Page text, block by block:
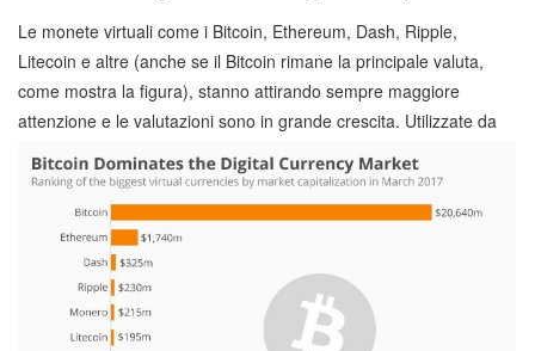
Le monete virtuali come i Bitcoin, Ethereum, Dash, Ripple,
Litecoin e altre (anche se il Bitcoin rimane la principale valuta,
come mostra la figura), stanno attirando sempre maggiore
attenzione e le valutazioni sono in grande crescita. Utilizzate da